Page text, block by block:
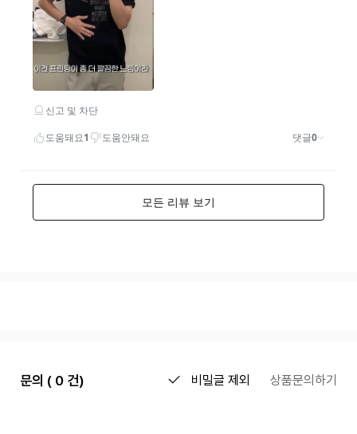
문의 ( 0 건) 비밀글 제외 상품문의하기